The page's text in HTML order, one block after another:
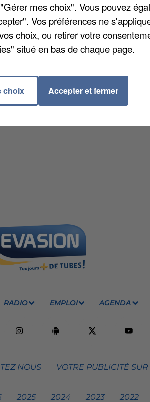
RADIO EMPLOI AGENDA
NOUS VOTRE PUBLICITÉ
2025 2024 2023 2022
mes choix". Vous pouvez
Vos préférences ne
choix, ou retirer votre
situé en bas de chaque page.
choix Accepter et fermer